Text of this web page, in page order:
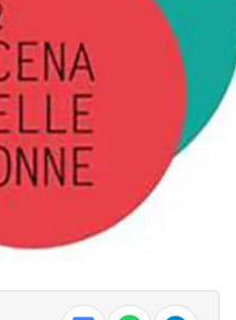
La
messo un
(gialla)